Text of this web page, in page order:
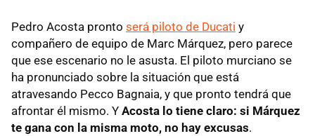
Pedro Acosta pronto será piloto de Ducati y
compañero de equipo de Marc Márquez, pero parece
que ese escenario no le asusta. El piloto murciano se
ha pronunciado sobre la situación que está
atravesando Pecco Bagnaia, y que pronto tendrá que
afrontar él mismo. Y Acosta lo tiene claro: si Márquez
te gana con la misma moto, no hay excusas.